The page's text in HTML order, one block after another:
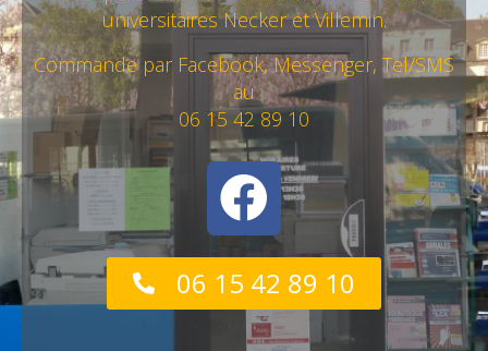
universitaires Necker et Villemin.
Commande par Facebook, Messenger, Tel/SMS
au
06 15 42 89 10
06 15 42 89 10